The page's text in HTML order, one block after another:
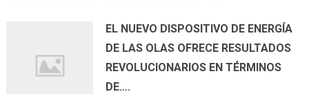
EL NUEVO DISPOSITIVO DE ENERGÍA
DE LAS OLAS OFRECE RESULTADOS
REVOLUCIONARIOS EN TÉRMINOS
DE….